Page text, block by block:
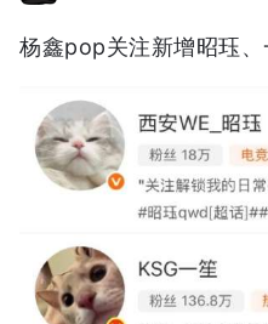
杨鑫pop关注新增昭珏